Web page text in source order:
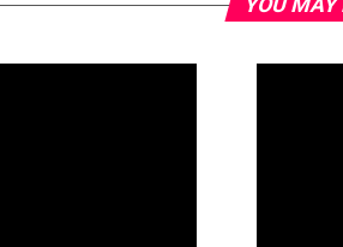
YOU